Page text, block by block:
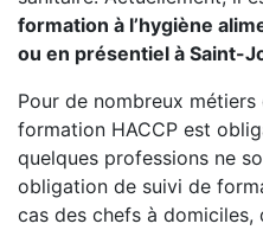
formation à l’hygiène
ou en présentiel à Saint-
Pour de nombreux
formation HACCP est
quelques professions ne
obligation de suivi de
cas des chefs à domiciles,